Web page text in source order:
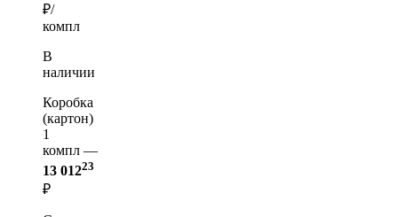
₽/
компл
В
наличии
Коробка
(картон)
1
компл —
13 01223
₽